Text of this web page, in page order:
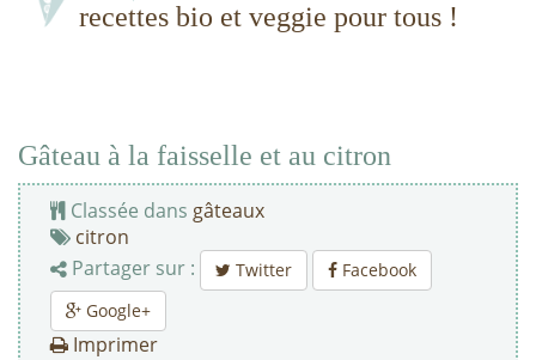
recettes bio et veggie pour tous !
Gâteau à la faisselle et au citron
Classée dans gâteaux
citron
Partager sur :
Twitter
Facebook
Google+
Imprimer